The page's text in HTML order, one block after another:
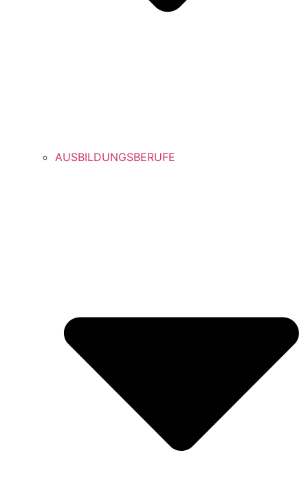
AUSBILDUNGSBERUFE